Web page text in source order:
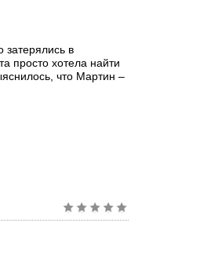
затерялись в
просто хотела найти
что Мартин –